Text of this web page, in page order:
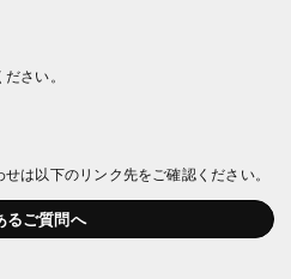
さい。
は以下のリンク先をご確認ください。
るご質問へ